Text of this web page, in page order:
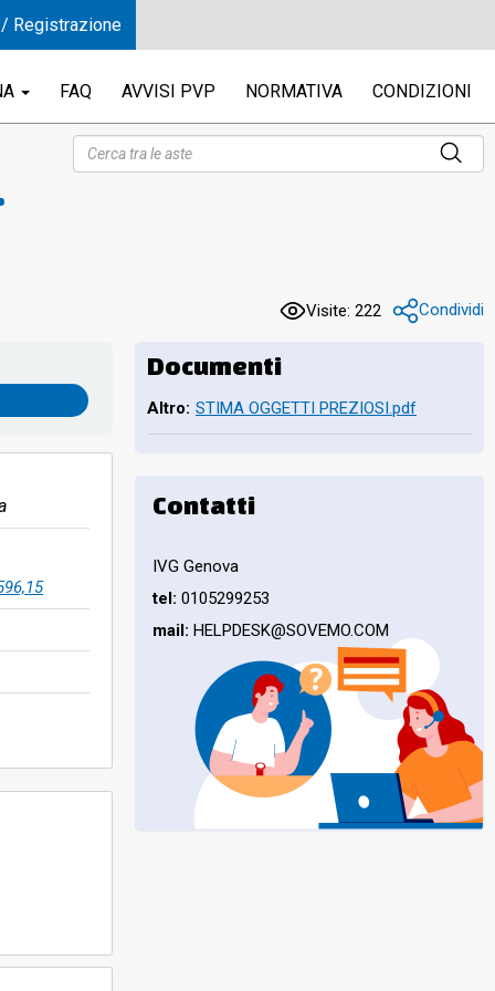
FAQ AVVISI PVP NORMATIVA CONDIZIONI
1
Visite: 222 Condividi
Documenti
Altro: STIMA OGGETTI PREZIOSI.pdf
Contatti
IVG Genova
tel: 0105299253
mail: HELPDESK@SOVEMO.COM
Registrazione